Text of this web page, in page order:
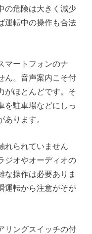
の危険は大きく減少
運転中の操作も合法
マートフォンのナ
ん。音声案内こそ付
がほとんどです。そ
を駐車場などにしっ
ります。
れられていません
ジオやオーディオの
な操作は必要ありま
運転から注意がそが
リングスイッチの付